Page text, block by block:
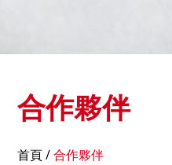
合作夥伴
首頁/合作夥伴